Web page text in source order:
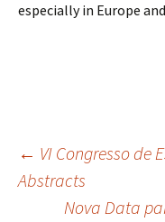
especially in Europe
← VI Congresso de
Abstracts
Nova Data